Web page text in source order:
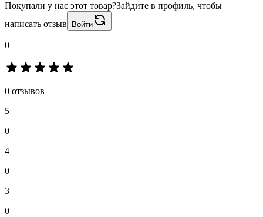
Покупали у нас этот товар?Зайдите в профиль, чтобы
написать отзыв
Войти
0
0 отзывов
5
0
4
0
3
0